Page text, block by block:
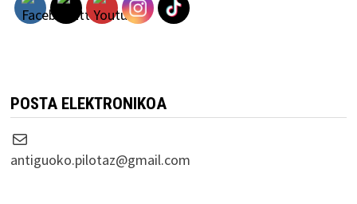
POSTA ELEKTRONIKOA
Correo electrónico
antiguoko.pilotaz@gmail.com